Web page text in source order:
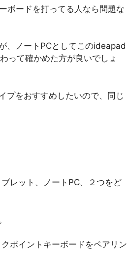
ボードを打ってる人なら問題な
、ノートPCとしてこのideapad
って確かめた方が良いでしょ
プをおすすめしたいので、同じ
レット、ノートPC、２つをど
ポイントキーボードをペアリン